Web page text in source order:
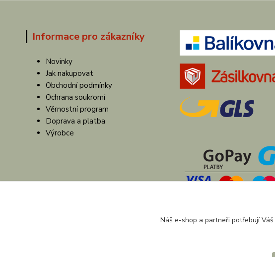
Informace pro zákazníky
Novinky
Jak nakupovat
Obchodní podmínky
Ochrana soukromí
Věrnostní program
Doprava a platba
Výrobce
Náš e-shop a partneři potřebují Váš